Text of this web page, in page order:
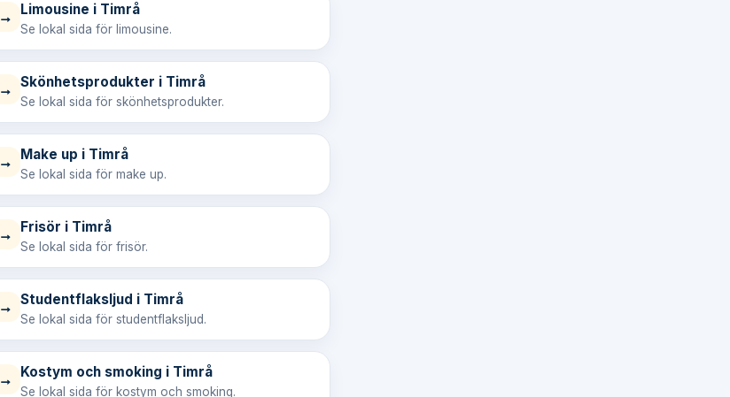
→ Limousine i Timrå
Se lokal sida för limousine.
→ Skönhetsprodukter i Timrå
Se lokal sida för skönhetsprodukter.
→ Make up i Timrå
Se lokal sida för make up.
→ Frisör i Timrå
Se lokal sida för frisör.
→ Studentflaksljud i Timrå
Se lokal sida för studentflaksljud.
→ Kostym och smoking i Timrå
Se lokal sida för kostym och smoking.